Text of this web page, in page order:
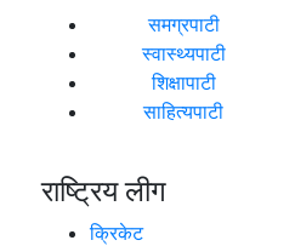
समग्रपाटी
स्वास्थ्यपाटी
शिक्षापाटी
साहित्यपाटी
राष्ट्रिय लीग
क्रिकेट